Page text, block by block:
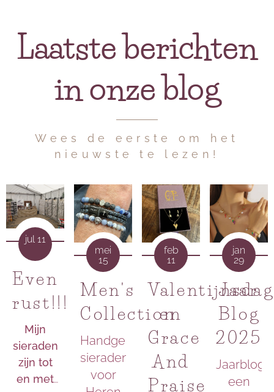
Laatste berichten
in onze blog
Wees de eerste om het
nieuwste te lezen!
jul 11
Even
rust!!!
Mijn
sieraden
zijn tot
en met
mei
15
Men's
Collection
Handgemaakte
sieraden
voor
feb
11
Valentijnsdag
en
Grace
And
Praise
jan
29
Jaar
Blog
2025
Jaarblog:
een